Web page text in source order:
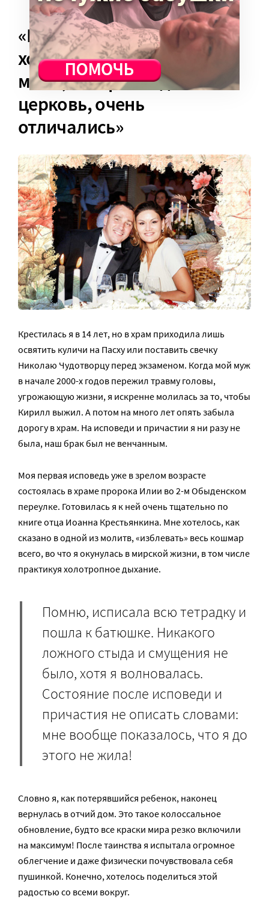
«Мама, увлекающаяся
холотропным дыханием, и
мама, которая ходит в
церковь, очень
отличались»
Крестилась я в 14 лет, но в храм приходила лишь
освятить куличи на Пасху или поставить свечку
Николаю Чудотворцу перед экзаменом. Когда мой муж
в начале 2000-х годов пережил травму головы,
угрожающую жизни, я искренне молилась за то, чтобы
Кирилл выжил. А потом на много лет опять забыла
дорогу в храм. На исповеди и причастии я ни разу не
была, наш брак был не венчанным.
Моя первая исповедь уже в зрелом возрасте
состоялась в храме пророка Илии во 2-м Обыденском
переулке. Готовилась я к ней очень тщательно по
книге отца Иоанна Крестьянкина. Мне хотелось, как
сказано в одной из молитв, «изблевать» весь кошмар
всего, во что я окунулась в мирской жизни, в том числе
практикуя холотропное дыхание.
Помню, исписала всю тетрадку и
пошла к батюшке. Никакого
ложного стыда и смущения не
было, хотя я волновалась.
Состояние после исповеди и
причастия не описать словами:
мне вообще показалось, что я до
этого не жила!
Словно я, как потерявшийся ребенок, наконец
вернулась в отчий дом. Это такое колоссальное
обновление, будто все краски мира резко включили
на максимум! После таинства я испытала огромное
облегчение и даже физически почувствовала себя
пушинкой. Конечно, хотелось поделиться этой
радостью со всеми вокруг.